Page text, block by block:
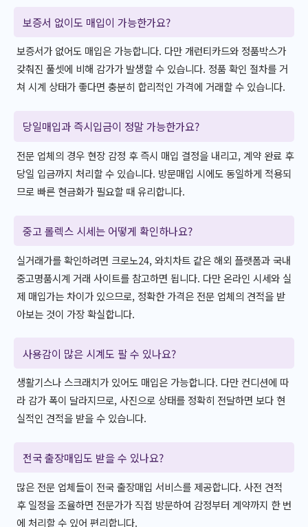
보증서 없이도 매입이 가능한가요?
보증서가 없어도 매입은 가능합니다. 다만 개런티카드와 정품박스가
갖춰진 풀셋에 비해 감가가 발생할 수 있습니다. 정품 확인 절차를 거
쳐 시계 상태가 좋다면 충분히 합리적인 가격에 거래할 수 있습니다.
당일매입과 즉시입금이 정말 가능한가요?
전문 업체의 경우 현장 감정 후 즉시 매입 결정을 내리고, 계약 완료 후
당일 입금까지 처리할 수 있습니다. 방문매입 시에도 동일하게 적용되
므로 빠른 현금화가 필요할 때 유리합니다.
중고 롤렉스 시세는 어떻게 확인하나요?
실거래가를 확인하려면 크로노24, 와치차트 같은 해외 플랫폼과 국내
중고명품시계 거래 사이트를 참고하면 됩니다. 다만 온라인 시세와 실
제 매입가는 차이가 있으므로, 정확한 가격은 전문 업체의 견적을 받
아보는 것이 가장 확실합니다.
사용감이 많은 시계도 팔 수 있나요?
생활기스나 스크래치가 있어도 매입은 가능합니다. 다만 컨디션에 따
라 감가 폭이 달라지므로, 사진으로 상태를 정확히 전달하면 보다 현
실적인 견적을 받을 수 있습니다.
전국 출장매입도 받을 수 있나요?
많은 전문 업체들이 전국 출장매입 서비스를 제공합니다. 사전 견적
후 일정을 조율하면 전문가가 직접 방문하여 감정부터 계약까지 한 번
에 처리할 수 있어 편리합니다.